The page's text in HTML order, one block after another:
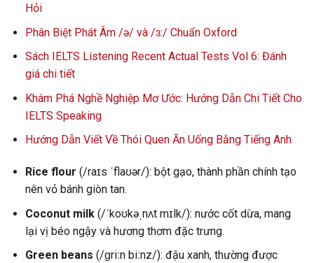
Hỏi
Phân Biệt Phát Âm /ə/ và /ɜ:/ Chuẩn Oxford
Sách IELTS Listening Recent Actual Tests Vol 6: Đánh
giá chi tiết
Khám Phá Nghề Nghiệp Mơ Ước: Hướng Dẫn Chi Tiết Cho
IELTS Speaking
Hướng Dẫn Viết Về Thói Quen Ăn Uống Bằng Tiếng Anh
Rice flour (/raɪs ˈflaʊər/): bột gạo, thành phần chính tạo
nên vỏ bánh giòn tan.
Coconut milk(/ˈkoʊkəˌnʌt mɪlk/): nước cốt dừa, mang
lại vị béo ngậy và hương thơm đặc trưng.
Green beans (/ɡriːn biːnz/): đậu xanh, thường được